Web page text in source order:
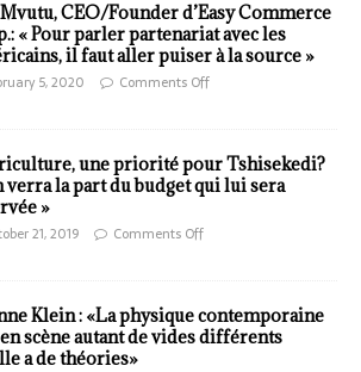
CEO/Founder d’Easy Commerce
« Pour parler partenariat avec les
il faut aller puiser à la source »
5, 2020 Comments Off
une priorité pour Tshisekedi?
verra la part du budget qui lui sera
»
21, 2019 Comments Off
Klein : «La physique contemporaine
scène autant de vides différents
a de théories»